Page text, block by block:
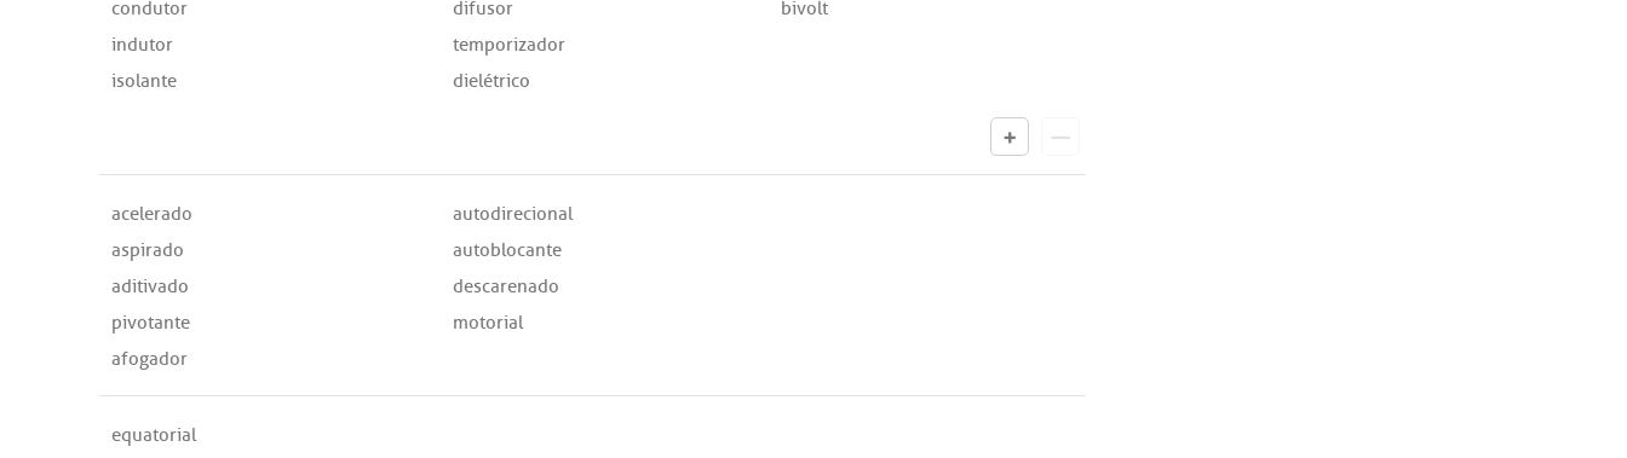
condutor
indutor
isolante
difusor
temporizador
dielétrico
bivolt
acelerado
aspirado
aditivado
pivotante
afogador
autodirecional
autoblocante
descarenado
motorial
equatorial